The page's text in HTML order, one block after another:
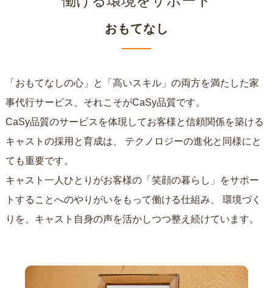
おもてなし
「おもてなしの心」と「高いスキル」の両方を満たした家
事代行サービス、それこそがCaSy品質です。
CaSy品質のサービスを体現してお客様と信頼関係を築ける
キャストの採用と育成は、
ても重要です。
キャスト一人ひとりがお客様の「笑顔の暮らし」をサポー
トすることへのやりがいをもって働ける仕組み、
りを、キャスト自身の声を活かしつつ整え続けています。